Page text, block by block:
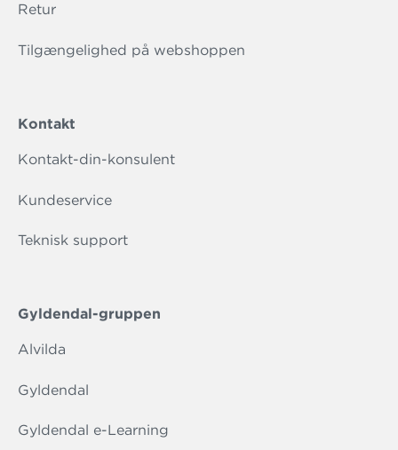
Retur
Tilgængelighed på webshoppen
Kontakt
Kontakt-din-konsulent
Kundeservice
Teknisk support
Gyldendal-gruppen
Alvilda
Gyldendal
Gyldendal e-Learning